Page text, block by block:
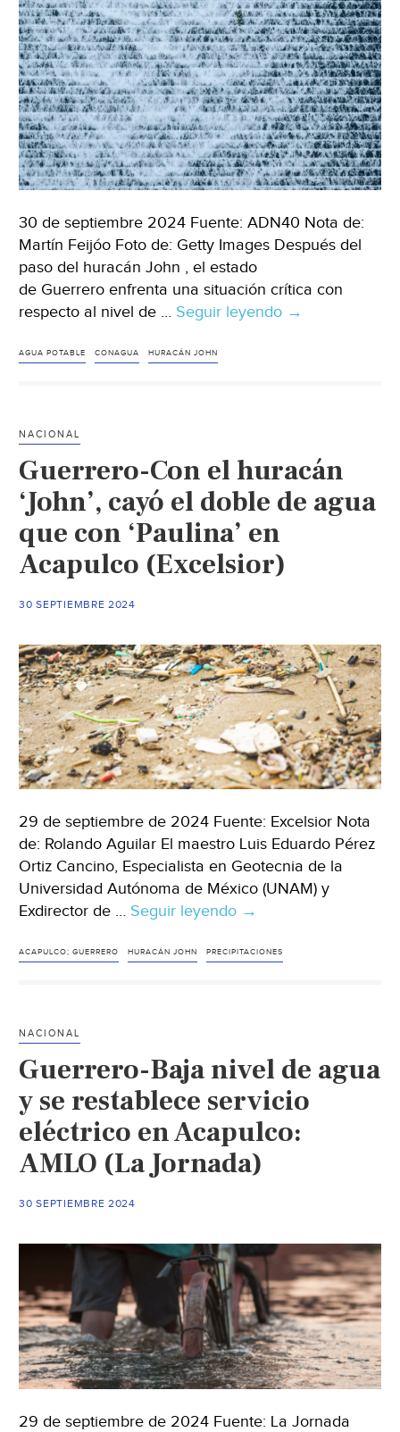
30 de septiembre 2024 Fuente: ADN40 Nota de:
Martín Feijóo Foto de: Getty Images Después del
paso del huracán John , el estado
de Guerrero enfrenta una situación crítica con
respecto al nivel de … Seguir leyendo Guerrero
nivel
actualizado
de
el
huracán
John
(ADN40)
→
AGUA POTABLE CONAGUA HURACÁN JOHN
NACIONAL
Guerrero-Con el huracán
‘John’, cayó el doble de agua
que con ‘Paulina’ en
Acapulco (Excelsior)
30 SEPTIEMBRE 2024
29 de septiembre de 2024 Fuente: Excelsior Nota
de: Rolando Aguilar El maestro Luis Eduardo Pérez
Ortiz Cancino, Especialista en Geotecnia de la
Universidad Autónoma de México (UNAM) y
Exdirector de … Seguir leyendo Guerrero-
el
doble
agua
que
con
‘Paulina’
(Excelsior)
→
ACAPULCO; GUERRERO HURACÁN JOHN PRECIPITACIONES
NACIONAL
Guerrero-Baja nivel de agua
y se restablece servicio
eléctrico en Acapulco:
AMLO (La Jornada)
30 SEPTIEMBRE 2024
29 de septiembre de 2024 Fuente: La Jornada